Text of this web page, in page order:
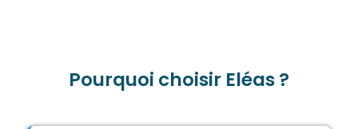
Pourquoi choisir Eléas ?